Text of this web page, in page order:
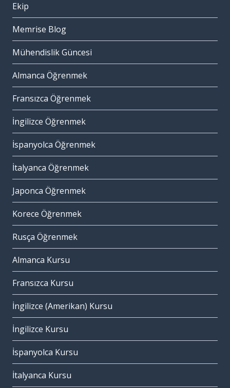
Ekip
Memrise Blog
Mühendislik Güncesi
Almanca Öğrenmek
Fransızca Öğrenmek
İngilizce Öğrenmek
İspanyolca Öğrenmek
İtalyanca Öğrenmek
Japonca Öğrenmek
Korece Öğrenmek
Rusça Öğrenmek
Almanca Kursu
Fransızca Kursu
İngilizce (Amerikan) Kursu
İngilizce Kursu
İspanyolca Kursu
İtalyanca Kursu